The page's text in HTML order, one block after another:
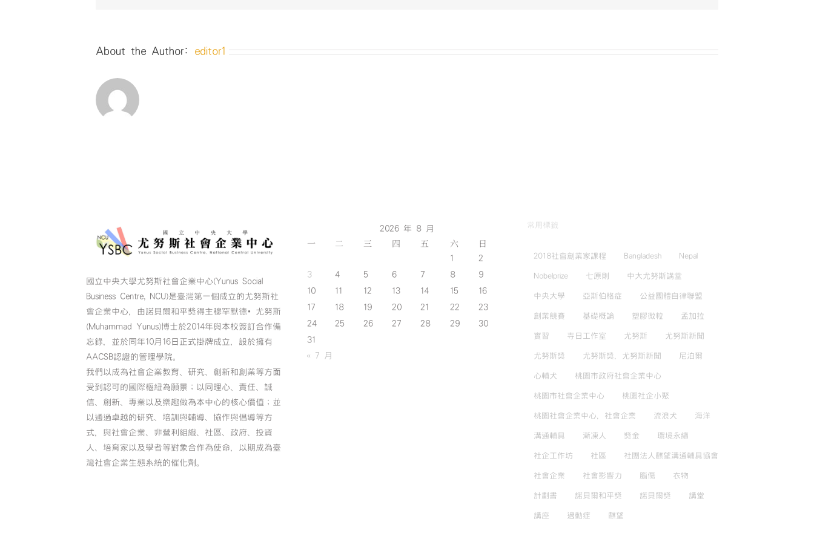
影
About the Author: editor1
國立中央大學尤努斯社會企業中心(Yunus Social
Business Centre, NCU)是臺灣第一個成立的尤努斯社
會企業中心，由諾貝爾和平獎得主穆罕默德•尤努斯
(Muhammad Yunus)博士於2014年與本校簽訂合作備
忘錄，並於同年10月16日正式掛牌成立，設於擁有
AACSB認證的管理學院。
我們以成為社會企業教育、研究、創新和創業等方面
受到認可的國際樞紐為願景；以同理心、責任、誠
信、創新、專業以及樂趣做為本中心的核心價值；並
以通過卓越的研究、培訓與輔導、協作與倡導等方
式，與社會企業、非營利組織、社區、政府、投資
人、培育家以及學者等對象合作為使命，以期成為臺
灣社會企業生態系統的催化劑。
2026 年 8 月
一 二 三 四 五 六 日
1
2
3
4 5 6 7 8
9
10
11 12 13 14 15
16
17
18 19 20 21 22
23
24
25 26 27 28 29
30
31
« 7 月
常用標籤
2018社會創業家課程 Bangladesh Nepal
Nobelprize 七原則 中大尤努斯講堂
中央大學 亞斯伯格症 公益團體自律聯盟
創業競賽 基礎概論 塑膠微粒 孟加拉
實習 寺日工作室 尤努斯 尤努斯新聞
尤努斯獎 尤努斯獎，尤努斯新聞 尼泊爾
心輔犬 桃園市政府社會企業中心
桃園市社會企業中心 桃園社企小聚
桃園社會企業中心，社會企業 流浪犬 海洋
溝通輔具 漸凍人 獎金 環境永續
社企工作坊 社區 社團法人麒望溝通輔具協會
社會企業 社會影響力 腦傷 衣物
計劃書 諾貝爾和平獎 諾貝爾獎 講堂
講座 過動症 麒望